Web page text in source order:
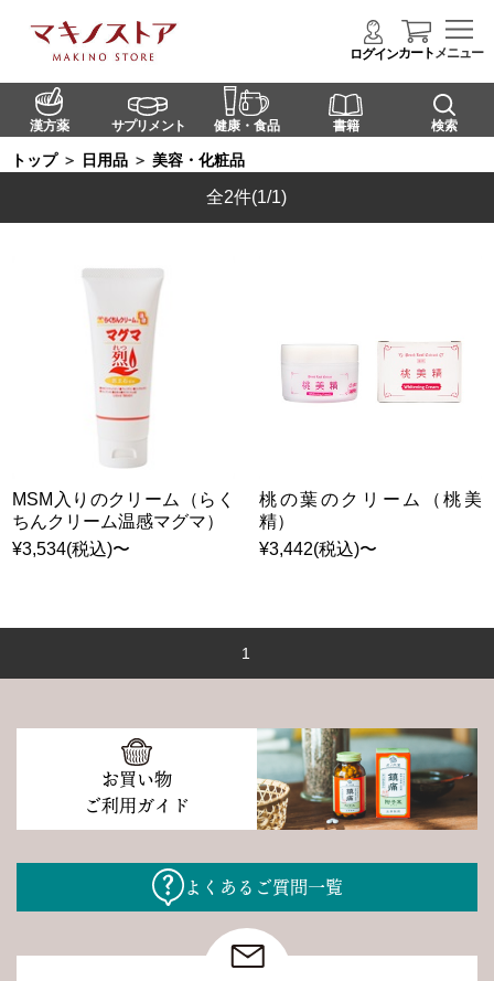
ログインカートメニュー
漢方薬 サプリメント 健康・食品 書籍 検索
トップ ＞ 日用品 ＞ 美容・化粧品
全2件(1/1)
MSM入りのクリーム（らく
ちんクリーム温感マグマ）
¥3,534(税込)〜
桃の葉のクリーム（桃美
精）
¥3,442(税込)〜
1
お買い物
ご利用ガイド
よくあるご質問一覧